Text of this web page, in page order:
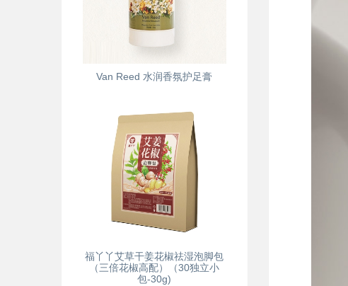
Van Reed 水润香氛护足膏
福丫丫艾草干姜花椒祛湿泡脚包
（三倍花椒高配）（30独立小
包-30g)